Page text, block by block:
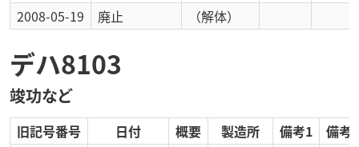
2008-05-19
廃止 （解体）
デハ8103
竣功など
旧記号番号 日付 概要 製造所 備考1
備考2